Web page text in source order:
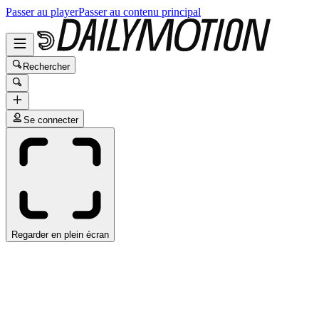
Passer au playerPasser au contenu principal
Rechercher
Se connecter
Regarder en plein écran